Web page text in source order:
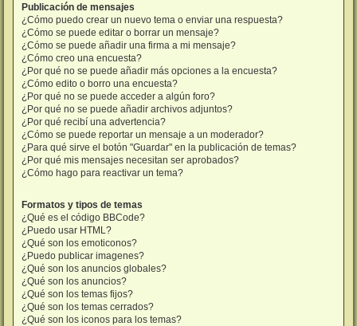
Publicación de mensajes
¿Cómo puedo crear un nuevo tema o enviar una respuesta?
¿Cómo se puede editar o borrar un mensaje?
¿Cómo se puede añadir una firma a mi mensaje?
¿Cómo creo una encuesta?
¿Por qué no se puede añadir más opciones a la encuesta?
¿Cómo edito o borro una encuesta?
¿Por qué no se puede acceder a algún foro?
¿Por qué no se puede añadir archivos adjuntos?
¿Por qué recibí una advertencia?
¿Cómo se puede reportar un mensaje a un moderador?
¿Para qué sirve el botón "Guardar" en la publicación de temas?
¿Por qué mis mensajes necesitan ser aprobados?
¿Cómo hago para reactivar un tema?
Formatos y tipos de temas
¿Qué es el código BBCode?
¿Puedo usar HTML?
¿Qué son los emoticonos?
¿Puedo publicar imagenes?
¿Qué son los anuncios globales?
¿Qué son los anuncios?
¿Qué son los temas fijos?
¿Qué son los temas cerrados?
¿Qué son los iconos para los temas?